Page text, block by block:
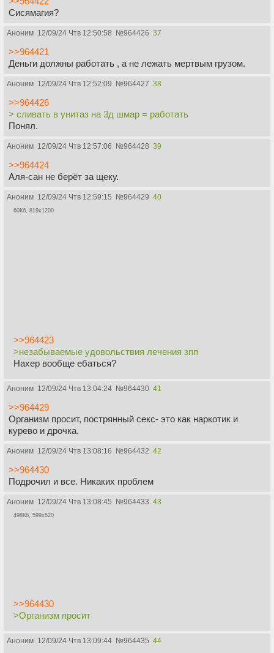
Сисямагия?
Аноним 12/09/24 Чтв 12:50:58 №964426 37
>>964421
Деньги должны работать , а не лежать мертвым грузом.
Аноним 12/09/24 Чтв 12:52:09 №964427 38
>>964426
> сливать в унитаз на 3д шмар = работать
Понял.
Аноним 12/09/24 Чтв 12:57:06 №964428 39
>>964424
Аля-сан не берёт за щеку.
Аноним 12/09/24 Чтв 12:59:15 №964429 40
60Кб, 819x1200
>>964423
>незабываемые удовольствия лечения зпп
Нахер вообще ебаться?
Аноним 12/09/24 Чтв 13:04:24 №964430 41
>>964429
Организм просит, пострянный секс- это как наркотик и
курево и дрочка.
Аноним 12/09/24 Чтв 13:08:16 №964432 42
>>964430
Подрочил и все. Никаких проблем
Аноним 12/09/24 Чтв 13:08:45 №964433 43
498Кб, 599x520
>>964430
>Организм просит
Аноним 12/09/24 Чтв 13:09:44 №964435 44